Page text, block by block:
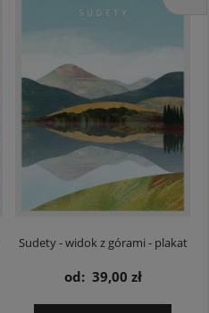
Sudety - widok z górami - plakat
od: 39,00 zł